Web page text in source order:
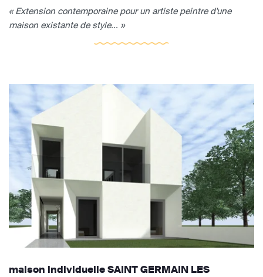
« Extension contemporaine pour un artiste peintre d'une
maison existante de style... »
maison individuelle SAINT GERMAIN LES